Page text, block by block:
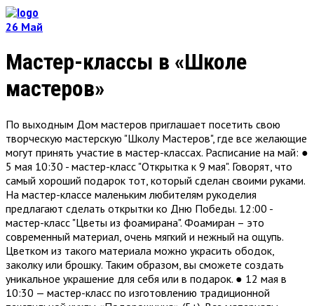
26 Май
Мастер-классы в «Школе
мастеров»
По выходным Дом мастеров приглашает посетить свою
творческую мастерскую "Школу Мастеров", где все желающие
могут принять участие в мастер-классах. Расписание на май: ●
5 мая 10:30 - мастер-класс "Открытка к 9 мая". Говорят, что
самый хороший подарок тот, который сделан своими руками.
На мастер-классе маленьким любителям рукоделия
предлагают сделать открытки ко Дню Победы. 12:00 -
мастер-класс "Цветы из фоамирана". Фоамиран – это
современный материал, очень мягкий и нежный на ощупь.
Цветком из такого материала можно украсить ободок,
заколку или брошку. Таким образом, вы сможете создать
уникальное украшение для себя или в подарок. ● 12 мая в
10:30 — мастер-класс по изготовлению традиционной